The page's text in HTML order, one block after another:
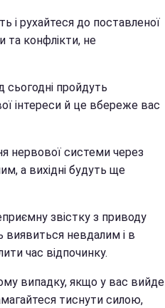
і рухайтеся до поставленої
та конфлікти, не
сьогодні пройдуть
інтереси й це вбереже вас
нервової системи через
а вихідні будуть ще
звістку з приводу
виявиться невдалим і в
час відпочинку.
випадку, якщо у вас вийде
тиснути силою,